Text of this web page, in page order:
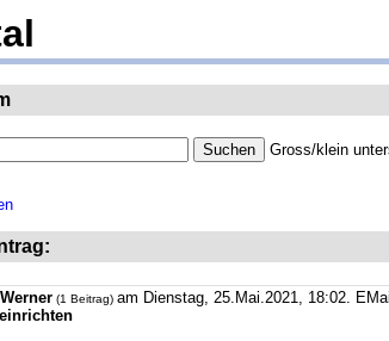
Gross/klein
(1 Beitrag) am Dienstag, 25.Mai.2021, 18:02.